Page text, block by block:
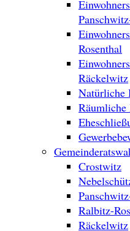
Rosenthal
Räckelwitz
Natürliche
Räumliche
Crostwitz
Ralbitz-
Räckelwitz